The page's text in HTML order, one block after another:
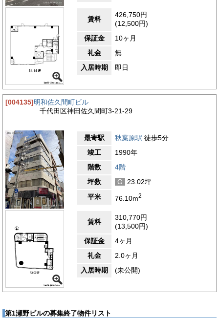
賃料
426,750円
(12,500円)
保証金
10ヶ月
礼金
無
入居時期
即日
[004135]明和佐久間町ビル
千代田区神田佐久間町3-21-29
最寄駅 秋葉原駅 徒歩5分
竣工
1990年
階数
4階
坪数
G
23.02坪
平米
76.10m2
賃料
310,770円
(13,500円)
保証金
4ヶ月
礼金
2.0ヶ月
入居時期
(未公開)
第1瀬野ビルの募集終了物件リスト